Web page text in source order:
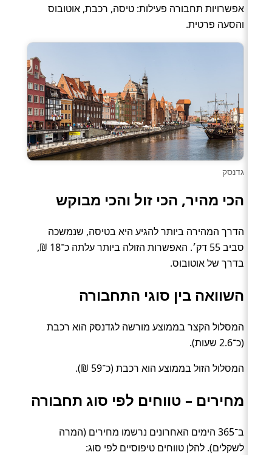
אפשרויות תחבורה פעילות: טיסה, רכבת, אוטובוס
והסעה פרטית.
גדנסק
הכי מהיר, הכי זול והכי מבוקש
הדרך המהירה ביותר להגיע היא בטיסה, שנמשכה
סביב 55 דק׳. האפשרות הזולה ביותר עלתה כ־18 ₪,
בדרך של אוטובוס.
השוואה בין סוגי התחבורה
המסלול הקצר בממוצע מורשה לגדנסק הוא רכבת
(כ־2.6 שעות).
המסלול הזול בממוצע הוא רכבת (כ־59 ₪).
מחירים – טווחים לפי סוג תחבורה
ב־365 הימים האחרונים נרשמו מחירים (המרה
לשקלים). להלן טווחים טיפוסיים לפי סוג: